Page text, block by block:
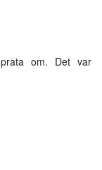
om. Det var